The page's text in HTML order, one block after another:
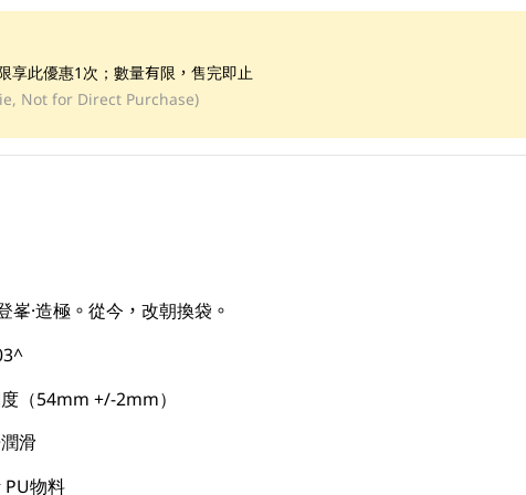
享此優惠1次；數量有限，售完即止
Not for Direct Purchase)
峯·造極。從今，改朝換袋。
（54mm +/-2mm）
滑
物料